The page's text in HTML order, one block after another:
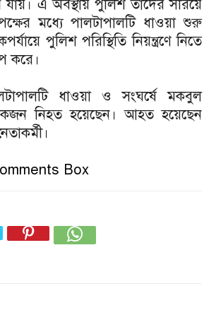
এ অবস্থায় পুলিশ তাদের সরিয়ে
মধ্যে পালটাপালটি ধাওয়া শুরু
পুলিশ পরিস্থিতি নিয়ন্ত্রণে নিতে
করে।
ধাওয়া ও সংঘর্ষে মকবুল
নিহত হয়েছেন। আহত হয়েছেন
Box